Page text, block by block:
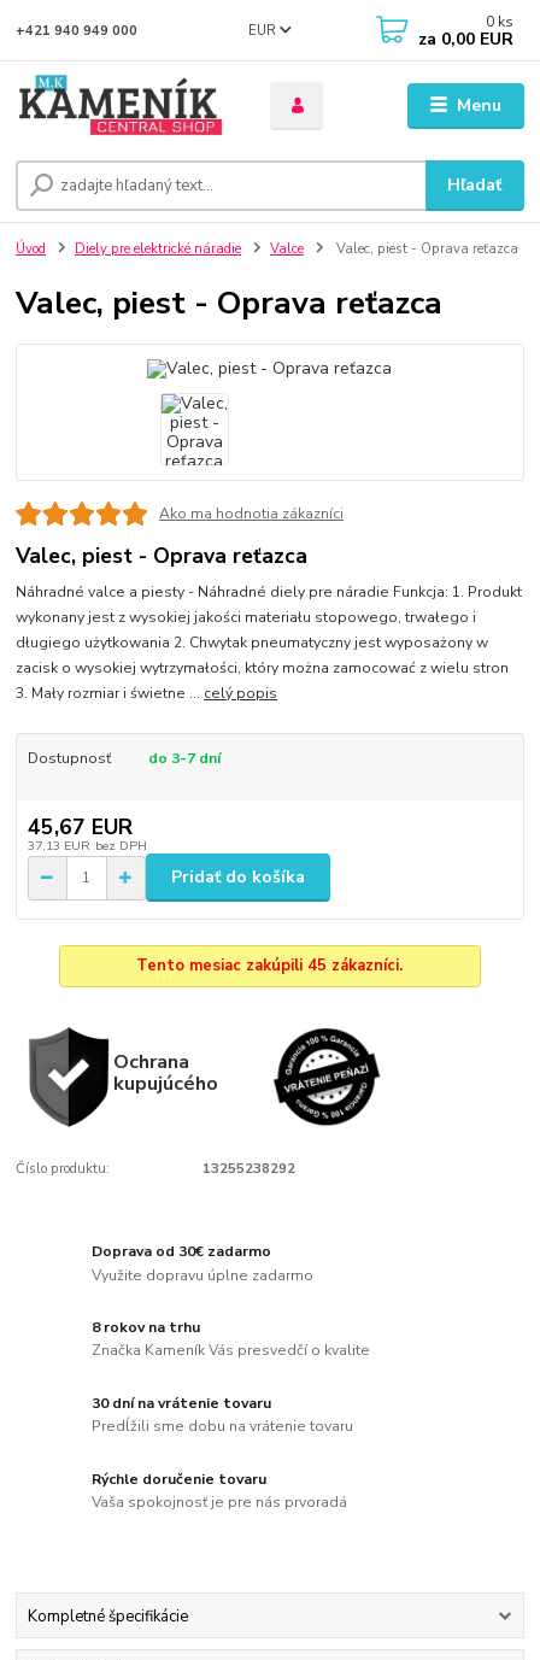
Menu
EUR
Hľadať
+421 940 949 000 0 ks
za 0,00 EUR
Úvod Diely pre elektrické náradie Valce Valec, piest - Oprava reťazca
Valec, piest - Oprava reťazca
Ako ma hodnotia zákazníci
Valec, piest - Oprava reťazca
Náhradné valce a piesty - Náhradné diely pre náradie Funkcja: 1. Produkt
wykonany jest z wysokiej jakości materiału stopowego, trwałego i
długiego użytkowania 2. Chwytak pneumatyczny jest wyposażony w
zacisk o wysokiej wytrzymałości, który można zamocować z wielu stron
3. Mały rozmiar i świetne ... celý popis
Dostupnosť do 3-7 dní
45,67 EUR
37,13 EUR bez DPH
Pridať do košíka
Tento mesiac zakúpili 45 zákazníci.
Ochrana
kupujúcého
Číslo produktu: 13255238292
Doprava od 30€ zadarmo
Využite dopravu úplne zadarmo
8 rokov na trhu
Značka Kameník Vás presvedčí o kvalite
30 dní na vrátenie tovaru
Predĺžili sme dobu na vrátenie tovaru
Rýchle doručenie tovaru
Vaša spokojnosť je pre nás prvoradá
Kompletné špecifikácie